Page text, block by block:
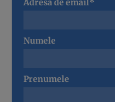
Adresa de email*
Numele
Prenumele